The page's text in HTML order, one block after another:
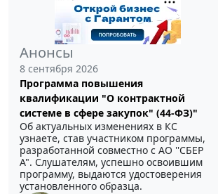
Анонсы
8 сентября 2026
Программа повышения
квалификации "О контрактной
системе в сфере закупок" (44-ФЗ)"
Об актуальных изменениях в КС
узнаете, став участником программы,
разработанной совместно с АО ''СБЕР
А". Слушателям, успешно освоившим
программу, выдаются удостоверения
установленного образца.